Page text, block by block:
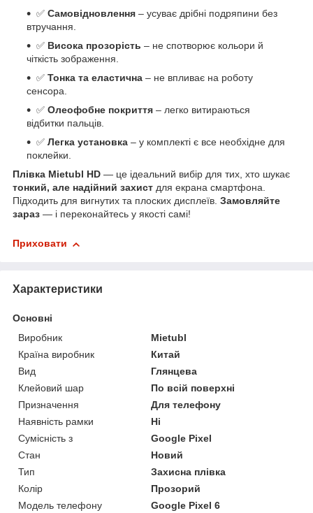
✅ Самовідновлення – усуває дрібні подряпини без
втручання.
✅ Висока прозорість – не спотворює кольори й
чіткість зображення.
✅ Тонка та еластична – не впливає на роботу
сенсора.
✅ Олеофобне покриття – легко витираються
відбитки пальців.
✅ Легка установка – у комплекті є все необхідне для
поклейки.
Плівка Mietubl HD — це ідеальний вибір для тих, хто шукає
тонкий, але надійний захист для екрана смартфона.
Підходить для вигнутих та плоских дисплеїв. Замовляйте
зараз — і переконайтесь у якості самі!
Приховати
Характеристики
Основні
Виробник
Mietubl
Країна виробник
Китай
Вид
Глянцева
Клейовий шар
По всій поверхні
Призначення
Для телефону
Наявність рамки
Ні
Сумісність з
Google Pixel
Стан
Новий
Тип
Захисна плівка
Колір
Прозорий
Модель телефону
Google Pixel 6